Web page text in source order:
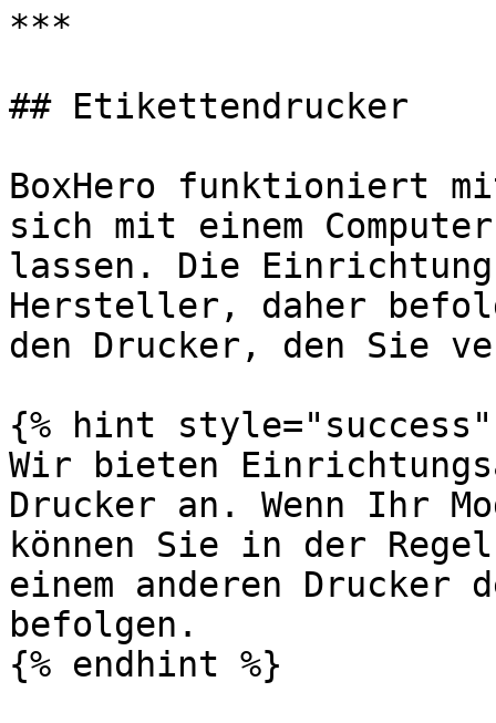
***
## Etikettendrucker
BoxHero funktioniert
sich mit einem
lassen. Die
Hersteller, daher
den Drucker, den Sie
{% hint style="success"
Wir bieten
Drucker an. Wenn Ihr
können Sie in der
einem anderen Drucker
befolgen.
{% endhint %}